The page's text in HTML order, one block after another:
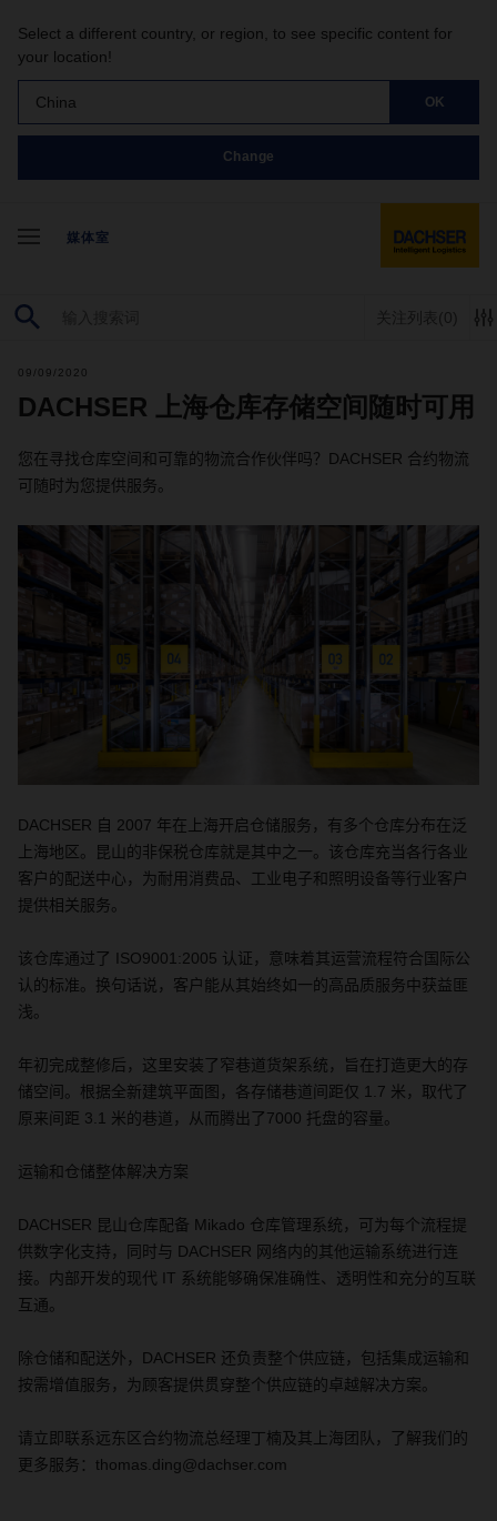
Select a different country, or region, to see specific content for
your location!
China OK
Change
媒体室
关注列表 (0)
09/09/2020
DACHSER 上海仓库存储空间随时可用
您在寻找仓库空间和可靠的物流合作伙伴吗？ DACHSER 合约物流
可随时为您提供服务。
DACHSER 自 2007 年在上海开启仓储服务，有多个仓库分布在泛
上海地区。昆山的非保税仓库就是其中之一。该仓库充当各行各业
客户的配送中心，为耐用消费品、工业电子和照明设备等行业客户
提供相关服务。
该仓库通过了 ISO9001:2005 认证，意味着其运营流程符合国际公
认的标准。换句话说，客户能从其始终如一的高品质服务中获益匪
浅。
年初完成整修后，这里安装了窄巷道货架系统，旨在打造更大的存
储空间。根据全新建筑平面图，各存储巷道间距仅 1.7 米，取代了
原来间距 3.1 米的巷道，从而腾出了7000 托盘的容量。
运输和仓储整体解决方案
DACHSER 昆山仓库配备 Mikado 仓库管理系统，可为每个流程提
供数字化支持，同时与 DACHSER 网络内的其他运输系统进行连
接。内部开发的现代 IT 系统能够确保准确性、透明性和充分的互联
互通。
除仓储和配送外， DACHSER 还负责整个供应链，包括集成运输和
按需增值服务，为顾客提供贯穿整个供应链的卓越解决方案。
请立即联系远东区合约物流总经理丁楠及其上海团队，了解我们的
更多服务： thomas.ding@dachser.com